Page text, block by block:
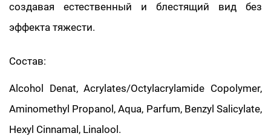
создавая естественный и блестящий вид без
эффекта тяжести.
Состав:
Alcohol Denat, Acrylates/Octylacrylamide Copolymer,
Aminomethyl Propanol, Aqua, Parfum, Benzyl Salicylate,
Hexyl Cinnamal, Linalool.